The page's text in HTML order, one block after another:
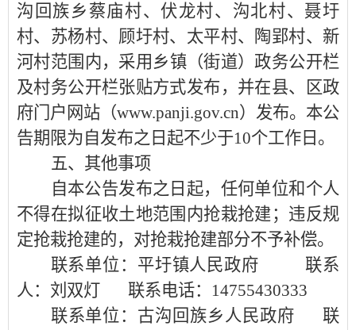
沟回族乡蔡庙村、伏龙村、沟北村、聂圩
村、苏杨村、顾圩村、太平村、陶郢村、新
河村范围内，采用乡镇（街道）政务公开栏
及村务公开栏张贴方式发布，并在县、区政
府门户网站（www.panji.gov.cn）发布。本公
告期限为自发布之日起不少于10个工作日。
五、其他事项
自本公告发布之日起，任何单位和个人
不得在拟征收土地范围内抢栽抢建；违反规
定抢栽抢建的，对抢栽抢建部分不予补偿。
联系单位：平圩镇人民政府
联系
人：刘双灯
联系电话： 14755430333
联系单位：古沟回族乡人民政府
联